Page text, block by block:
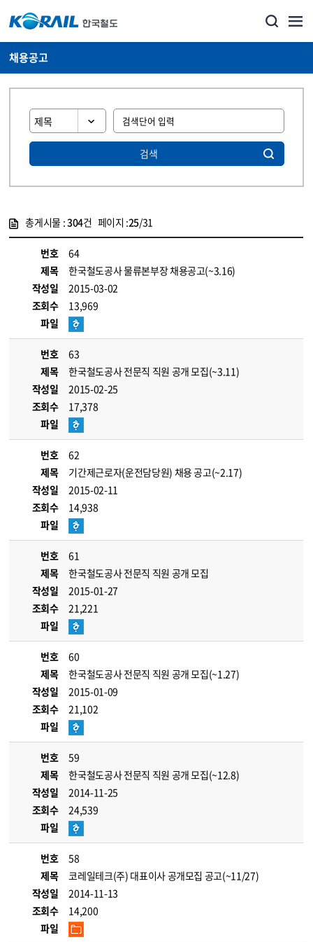
채용공고
검색
총게시물 :304건 페이지 :25/31
번호
64
제목
한국철도공사 물류본부장 채용공고(~3.16)
작성일
2015-03-02
조회수
13,969
파일
번호
63
제목
한국철도공사 전문직 직원 공개 모집(~3.11)
작성일
2015-02-25
조회수
17,378
파일
번호
62
제목
기간제근로자(운전담당원) 채용 공고(~2.17)
작성일
2015-02-11
조회수
14,938
파일
번호
61
제목
한국철도공사 전문직 직원 공개 모집
작성일
2015-01-27
조회수
21,221
파일
번호
60
제목
한국철도공사 전문직 직원 공개 모집(~1.27)
작성일
2015-01-09
조회수
21,102
파일
번호
59
제목
한국철도공사 전문직 직원 공개 모집(~12.8)
작성일
2014-11-25
조회수
24,539
파일
번호
58
제목
코레일테크(주) 대표이사 공개모집 공고(~11/27)
작성일
2014-11-13
조회수
14,200
파일